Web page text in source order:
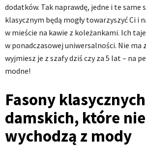
dodatków. Tak naprawdę, jedne i te same
klasycznym będą mogły towarzyszyć Ci i
w mieście na kawie z koleżankami. Ich
w ponadczasowej uniwersalności. Nie ma
wyjmiesz je z szafy dziś czy za 5 lat – na
modne!
Fasony
damskich, które nie
wychodzą z mody